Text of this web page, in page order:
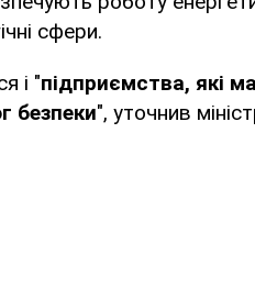
сфери.
і "підприємства, які
безпеки", уточнив